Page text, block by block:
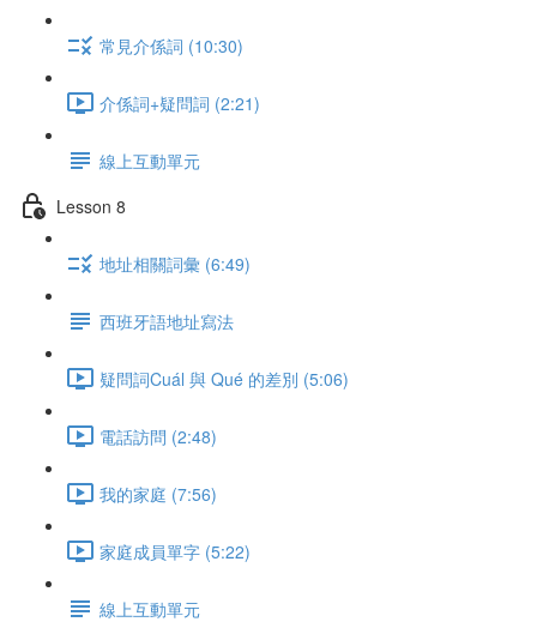
常見介係詞 (10:30)
介係詞+疑問詞 (2:21)
線上互動單元
Lesson 8
地址相關詞彙 (6:49)
西班牙語地址寫法
疑問詞Cuál 與 Qué 的差別 (5:06)
電話訪問 (2:48)
我的家庭 (7:56)
家庭成員單字 (5:22)
線上互動單元